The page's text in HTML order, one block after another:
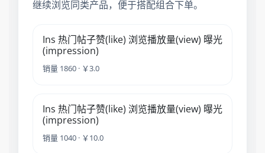
继续浏览同类产品，便于搭配组合下单。
Ins 热门帖子赞(like) 浏览播放量(view) 曝光
(impression)
销量 1860 · ￥3.0
Ins 热门帖子赞(like) 浏览播放量(view) 曝光
(impression)
销量 1040 · ￥10.0